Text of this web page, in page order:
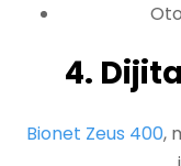
4.
Bionet Zeus 400,